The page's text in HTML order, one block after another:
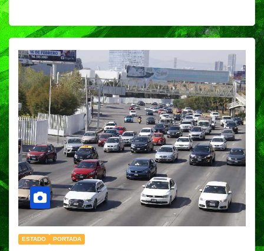
ESTADO PORTADA